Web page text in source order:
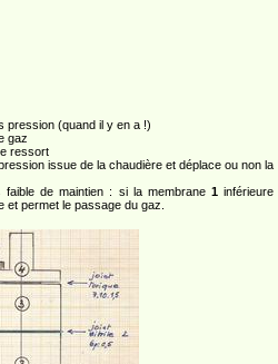
(quand il y en a !)
gaz
ressort
issue de la chaudière et déplace ou non la
de maintien : si la membrane 1inférieure
et permet le passage du gaz.